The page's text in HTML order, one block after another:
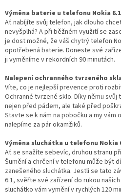
Výměna baterie u telefonu Nokia 6.1
Ať nabíjíte svůj telefon, jak dlouho
nevyšplhá? A při běžném využití se
je dost možné, že váš chytrý telefon
opotřebená baterie. Doneste své
ji vyměníme v rekordních 90 minutách.
Nalepení ochranného tvrzeného
Víte, co je nejlepší prevence proti
Ochranné tvrzené sklo. Díky němu svůj
nejen před pádem, ale také před
Stavte se k nám na pobočku a my vám
nalepíme za pár okamžiků.
Výměna sluchátka u telefonu Nokia
Ať se snažíte sebevíc, druhou stranu
Šumění a chrčení v telefonu může být
zanešeného sluchátka. Jestli se tato
6.1, svěřte své zařízení do rukou
sluchátko vám vymění v rychlých 120